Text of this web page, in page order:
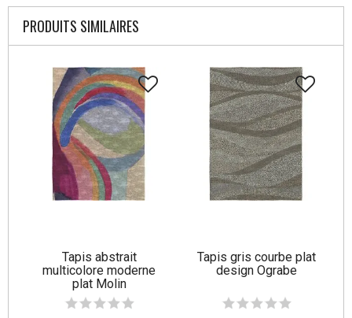
PRODUITS SIMILAIRES
Tapis abstrait
multicolore moderne
plat Molin
Tapis gris courbe plat
design Ograbe